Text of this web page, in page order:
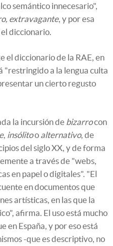
semántico innecesario",
extravagante, y por esa
diccionario.
el diccionario de la RAE, en
"restringido a la lengua culta
un cierto regusto
la incursión de bizarrocon
, insólitoo alternativo, de
del siglo XX, y de forma
a través de "webs,
en papel o digitales". "El
en documentos que
artísticas, en las que la
afirma. El uso está mucho
en España, y por eso está
-que es descriptivo, no